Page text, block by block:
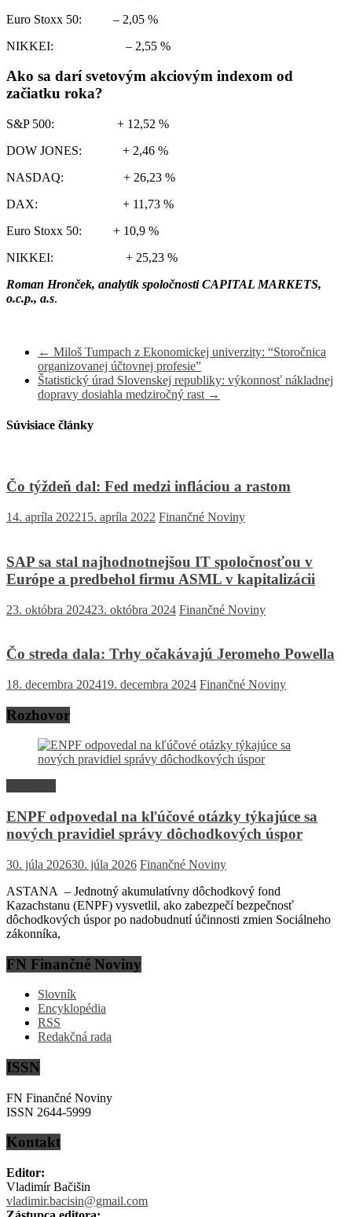
Euro Stoxx 50: – 2,05 %
NIKKEI: – 2,55 %
Ako sa darí svetovým akciovým indexom od
začiatku roka?
S&P 500: + 12,52 %
DOW JONES: + 2,46 %
NASDAQ: + 26,23 %
DAX: + 11,73 %
Euro Stoxx 50: + 10,9 %
NIKKEI: + 25,23 %
Roman Hronček, analytik spoločnosti CAPITAL MARKETS,
o.c.p., a.s.
← Miloš Tumpach z Ekonomickej univerzity: “Storočnica
organizovanej účtovnej profesie”
Štatistický úrad Slovenskej republiky: výkonnosť nákladnej
dopravy dosiahla medziročný rast →
Súvisiace články
Čo týždeň dal: Fed medzi infláciou a rastom
14. apríla 202215. apríla 2022 Finančné Noviny
SAP sa stal najhodnotnejšou IT spoločnosťou v
Európe a predbehol firmu ASML v kapitalizácii
23. októbra 202423. októbra 2024 Finančné Noviny
Čo streda dala: Trhy očakávajú Jeromeho Powella
18. decembra 202419. decembra 2024 Finančné Noviny
Rozhovor
ENPF odpovedal na kľúčové otázky týkajúce sa
nových pravidiel správy dôchodkových úspor
30. júla 202630. júla 2026 Finančné Noviny
ASTANA – Jednotný akumulatívny dôchodkový fond
Kazachstanu (ENPF) vysvetlil, ako zabezpečí bezpečnosť
dôchodkových úspor po nadobudnutí účinnosti zmien Sociálneho
zákonníka,
FN Finančné Noviny
Slovník
Encyklopédia
RSS
Redakčná rada
ISSN
FN Finančné Noviny
ISSN 2644-5999
Kontakt
Editor:
Vladimír Bačišin
vladimir.bacisin@gmail.com